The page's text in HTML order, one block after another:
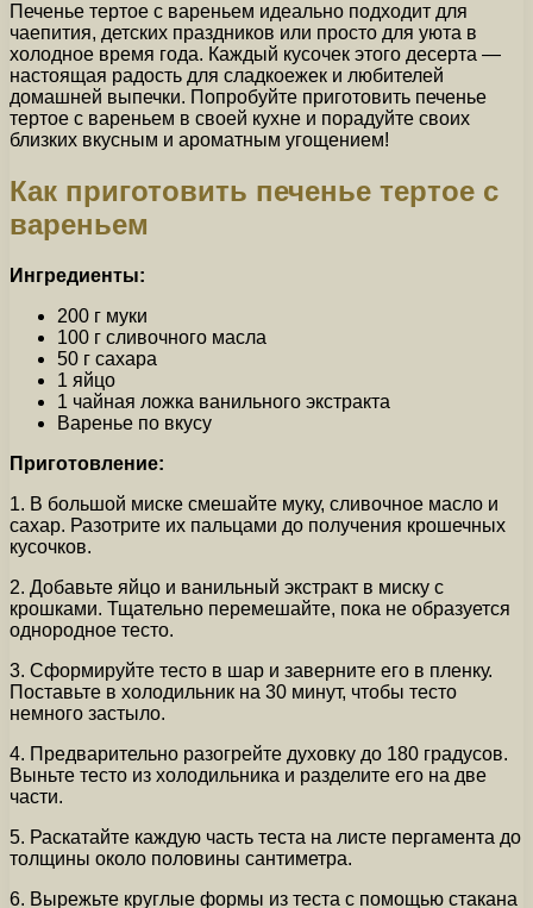
Печенье тертое с вареньем идеально подходит для
чаепития, детских праздников или просто для уюта в
холодное время года. Каждый кусочек этого десерта —
настоящая радость для сладкоежек и любителей
домашней выпечки. Попробуйте приготовить печенье
тертое с вареньем в своей кухне и порадуйте своих
близких вкусным и ароматным угощением!
Как приготовить печенье тертое с
вареньем
Ингредиенты:
200 г муки
100 г сливочного масла
50 г сахара
1 яйцо
1 чайная ложка ванильного экстракта
Варенье по вкусу
Приготовление:
1. В большой миске смешайте муку, сливочное масло и
сахар. Разотрите их пальцами до получения крошечных
кусочков.
2. Добавьте яйцо и ванильный экстракт в миску с
крошками. Тщательно перемешайте, пока не образуется
однородное тесто.
3. Сформируйте тесто в шар и заверните его в пленку.
Поставьте в холодильник на 30 минут, чтобы тесто
немного застыло.
4. Предварительно разогрейте духовку до 180 градусов.
Выньте тесто из холодильника и разделите его на две
части.
5. Раскатайте каждую часть теста на листе пергамента до
толщины около половины сантиметра.
6. Вырежьте круглые формы из теста с помощью стакана